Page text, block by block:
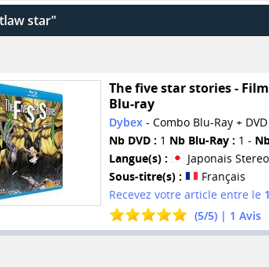
star"
The five star stories -
Blu-ray
Dybex- Combo Blu-Ray +
Nb DVD : 1 Nb Blu-Ray : 1 -
Langue(s) :
Japonais
Sous-titre(s) :
Français
Recevez votre article entre le
(5/5) | 1 Avis